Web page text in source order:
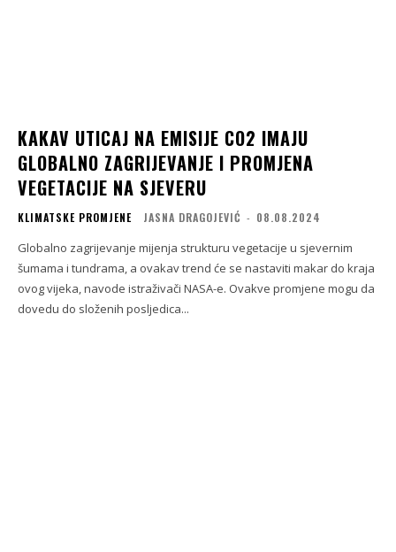
KAKAV UTICAJ NA EMISIJE CO2 IMAJU
GLOBALNO ZAGRIJEVANJE I PROMJENA
VEGETACIJE NA SJEVERU
KLIMATSKE PROMJENE JASNA DRAGOJEVIĆ - 08.08.2024
Globalno zagrijevanje mijenja strukturu vegetacije u sjevernim
šumama i tundrama, a ovakav trend će se nastaviti makar do kraja
ovog vijeka, navode istraživači NASA-e. Ovakve promjene mogu da
dovedu do složenih posljedica...